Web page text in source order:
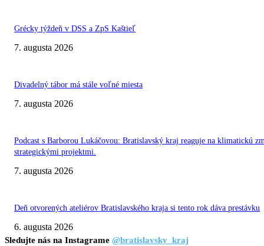
Grécky týždeň v DSS a ZpS Kaštieľ
7. augusta 2026
Divadelný tábor má stále voľné miesta
7. augusta 2026
Podcast s Barborou Lukáčovou: Bratislavský kraj reaguje na klimatickú
strategickými projektmi.
7. augusta 2026
Deň otvorených ateliérov Bratislavského kraja si tento rok dáva prestávku
6. augusta 2026
Sledujte nás na Instagrame @bratislavsky_kraj